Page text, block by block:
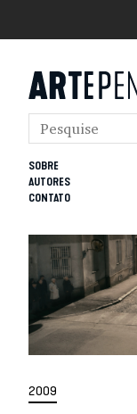
SOBRE
AUTORES
CONTATO
2009